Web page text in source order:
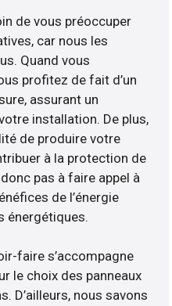
de vous préoccuper
car nous les
Quand vous
profitez de fait d’un
assurant un
installation. De plus,
de produire votre
à la protection de
pas à faire appel à
de l’énergie
énergétiques.
faire s’accompagne
le choix des panneaux
D’ailleurs, nous savons